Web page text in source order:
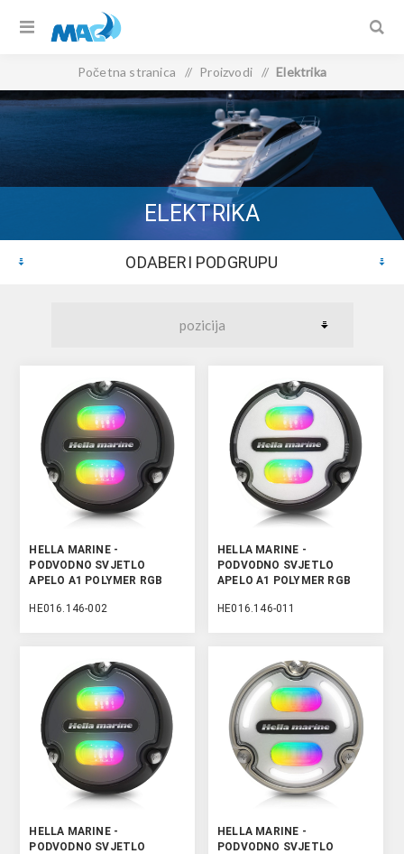
Početna stranica / Proizvodi / Elektrika
ELEKTRIKA
ODABERI PODGRUPU
HELLA MARINE -
PODVODNO SVJETLO
APELO A1 POLYMER RGB
HE016.146-002
HELLA MARINE -
PODVODNO SVJETLO
APELO A1 POLYMER RGB
HE016.146-011
HELLA MARINE -
PODVODNO SVJETLO
HELLA MARINE -
PODVODNO SVJETLO